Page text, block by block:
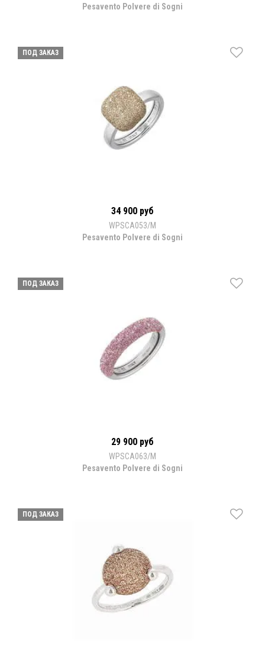
Pesavento Polvere di Sogni
ПОД ЗАКАЗ
34 900 руб
WPSCA053/M
Pesavento Polvere di Sogni
ПОД ЗАКАЗ
29 900 руб
WPSCA063/M
Pesavento Polvere di Sogni
ПОД ЗАКАЗ